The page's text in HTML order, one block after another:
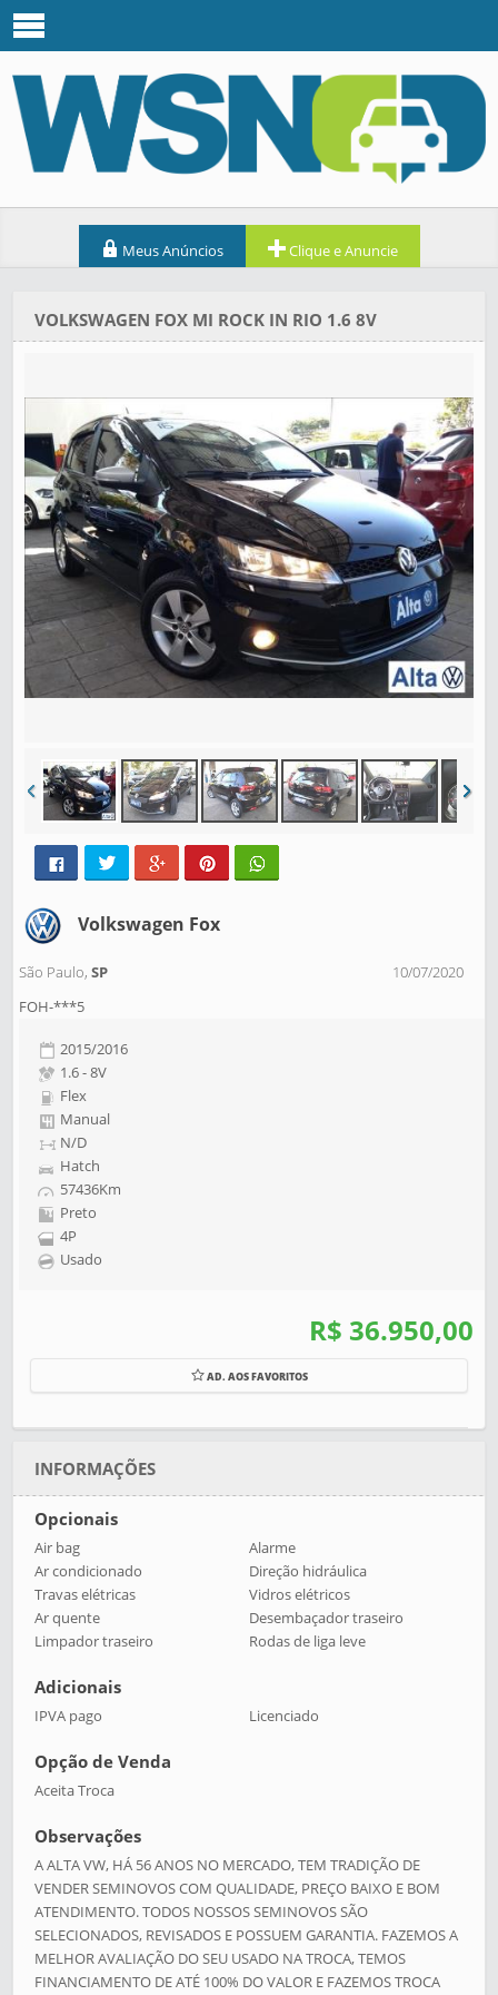
Meus Anúncios Clique e Anuncie
VOLKSWAGEN FOX MI ROCK IN RIO 1.6 8V
Volkswagen Fox
São Paulo,SP
10/07/2020
FOH-***5
2015/2016
1.6 - 8V
Flex
Manual
N/D
Hatch
57436Km
Preto
4P
Usado
R$ 36.950,00
AD. AOS FAVORITOS
INFORMAÇÕES
Opcionais
Air bag
Alarme
Ar condicionado
Direção hidráulica
Travas elétricas
Vidros elétricos
Ar quente
Desembaçador traseiro
Limpador traseiro
Rodas de liga leve
Adicionais
IPVA pago Licenciado
Opção de Venda
Aceita Troca
Observações
A ALTA VW, HÁ 56 ANOS NO MERCADO, TEM TRADIÇÃO DE
VENDER SEMINOVOS COM QUALIDADE, PREÇO BAIXO E BOM
ATENDIMENTO. TODOS NOSSOS SEMINOVOS SÃO
SELECIONADOS, REVISADOS E POSSUEM GARANTIA. FAZEMOS A
MELHOR AVALIAÇÃO DO SEU USADO NA TROCA, TEMOS
FINANCIAMENTO DE ATÉ 100% DO VALOR E FAZEMOS TROCA